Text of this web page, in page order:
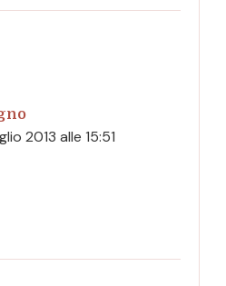
2013 alle 15:51